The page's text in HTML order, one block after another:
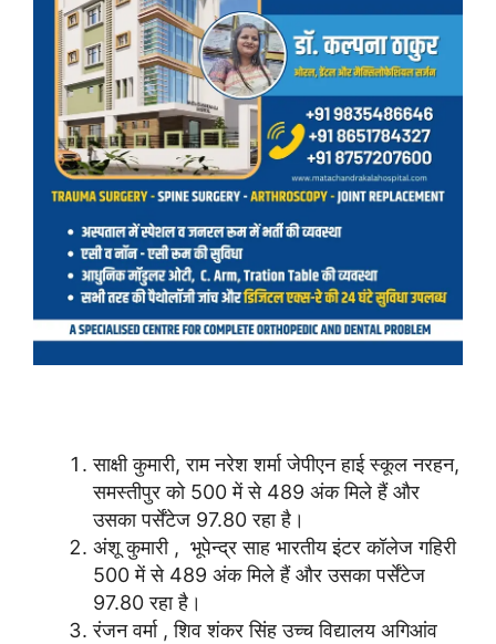
साक्षी कुमारी, राम नरेश शर्मा जेपीएन हाई स्कूल नरहन,
समस्तीपुर को 500 में से 489 अंक मिले हैं और
उसका पर्सेंटेज 97.80 रहा है।
अंशू कुमारी , भूपेन्द्र साह भारतीय इंटर कॉलेज गहिरी
500 में से 489 अंक मिले हैं और उसका पर्सेंटेज
97.80 रहा है।
रंजन वर्मा , शिव शंकर सिंह उच्च विद्यालय अगिआंव